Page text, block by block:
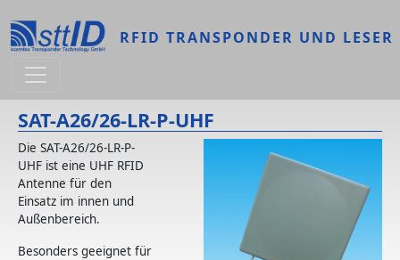
RFID TRANSPONDER UND LESER
SAT-A26/26-LR-P-UHF
Die SAT-A26/26-LR-P-
UHF ist eine UHF RFID
Antenne für den
Einsatz im innen und
Außenbereich.
Besonders geeignet für